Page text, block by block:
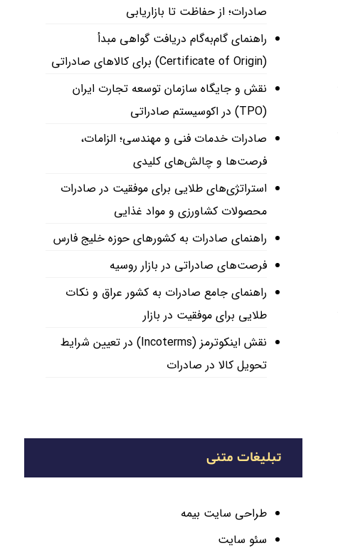
صادرات؛ از حفاظت تا بازاریابی
راهنمای گام‌به‌گام دریافت گواهی مبدأ
(Certificate of Origin) برای کالاهای صادراتی
نقش و جایگاه سازمان توسعه تجارت ایران
(TPO) در اکوسیستم صادراتی
صادرات خدمات فنی و مهندسی؛ الزامات،
فرصت‌ها و چالش‌های کلیدی
استراتژی‌های طلایی برای موفقیت در صادرات
محصولات کشاورزی و مواد غذایی
راهنمای صادرات به کشورهای حوزه خلیج فارس
فرصت‌های صادراتی در بازار روسیه
راهنمای جامع صادرات به کشور عراق و نکات
طلایی برای موفقیت در بازار
نقش اینکوترمز (Incoterms) در تعیین شرایط
تحویل کالا در صادرات
تبلیغات متنی
طراحی سایت بیمه
سئو سایت